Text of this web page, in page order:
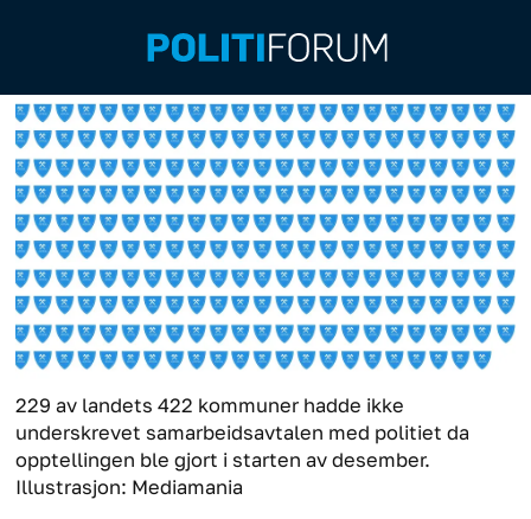
229 av landets 422 kommuner hadde ikke
underskrevet samarbeidsavtalen med politiet da
opptellingen ble gjort i starten av desember.
Illustrasjon: Mediamania